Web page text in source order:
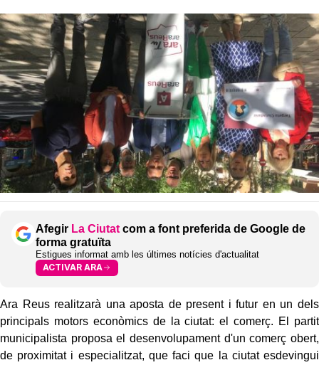
Afegir La Ciutat com a font preferida de Google de
forma gratuïta
Estigues informat amb les últimes notícies d'actualitat
ACTIVAR ARA
Ara Reus realitzarà una aposta de present i futur en un dels
principals motors econòmics de la ciutat: el comerç. El partit
municipalista proposa el desenvolupament d'un comerç obert,
de proximitat i especialitzat, que faci que la ciutat esdevingui